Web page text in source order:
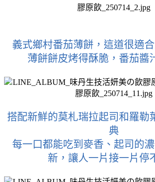
義式鄉村番茄薄餅，這道很適
薄餅餅皮烤得酥脆，番茄醬
搭配新鮮的莫札瑞拉起司和羅勒
典
每一口都能吃到麥香、起司的
新，讓人一片接一片停